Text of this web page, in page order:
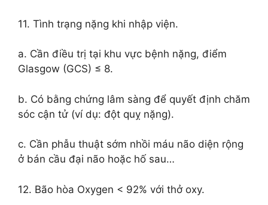
11. Tình trạng nặng khi nhập viện.
a. Cần điều trị tại khu vực bệnh nặng, điểm
Glasgow (GCS) ≤ 8.
b. Có bằng chứng lâm sàng để quyết định chăm
sóc cận tử (ví dụ: đột quỵ nặng).
c. Cần phẫu thuật sớm nhồi máu não diện rộng
ở bán cầu đại não hoặc hố sau…
12. Bão hòa Oxygen < 92% với thở oxy.